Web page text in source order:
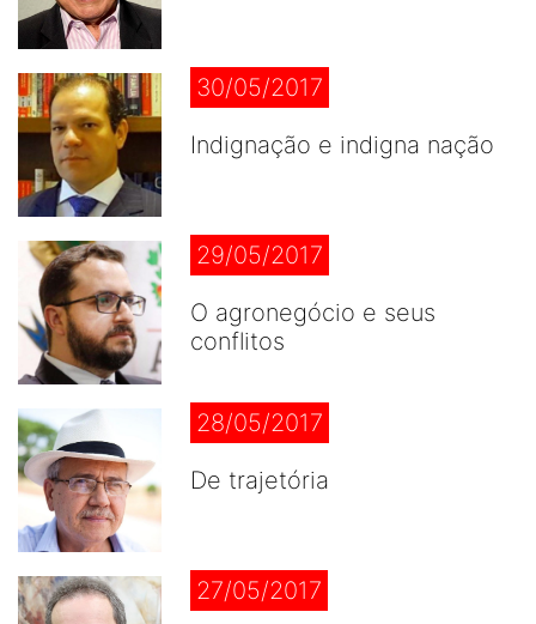
30/05/2017
Indignação e indigna nação
29/05/2017
O agronegócio e seus
conflitos
28/05/2017
De trajetória
27/05/2017